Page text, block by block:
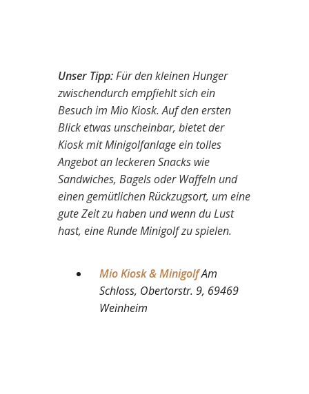
Unser Tipp:Für den kleinen Hunger
zwischendurch empfiehlt sich ein
Besuch im Mio Kiosk. Auf den ersten
Blick etwas unscheinbar, bietet der
Kiosk mit Minigolfanlage ein tolles
Angebot an leckeren Snacks wie
Sandwiches, Bagels oder Waffeln und
einen gemütlichen Rückzugsort, um eine
gute Zeit zu haben und wenn du Lust
hast, eine Runde Minigolf zu spielen.
Mio Kiosk & MinigolfAm
Schloss, Obertorstr. 9, 69469
Weinheim